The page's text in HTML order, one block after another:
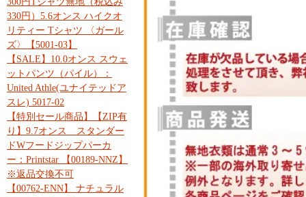
330円）5.6オンス ハイクオ
リティー Tシャツ 〈ガール
ズ〉【5001-03】
【SALE】10.0オンス スウェ
ットパンツ（パイル）：
United Athle(ユナイテッドア
スレ) 5017-02
【特別セール商品】【ZIP有
り】9.7オンス スタンダー
ドWフードジップパーカ
ー：Printstar 【00189-NNZ】
※返品交換不可
【00762-ENN】 ナチュラル